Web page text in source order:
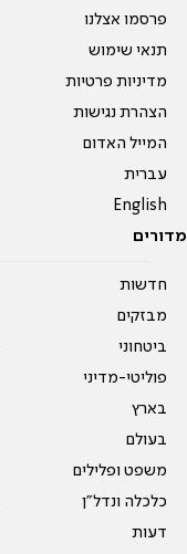
פרסמו אצלנו
תנאי שימוש
מדיניות פרטיות
הצהרת נגישות
המייל האדום
עברית
English
מדורים
חדשות
מבזקים
ביטחוני
פוליטי-מדיני
בארץ
בעולם
משפט ופלילים
כלכלה ונדל"ן
דעות